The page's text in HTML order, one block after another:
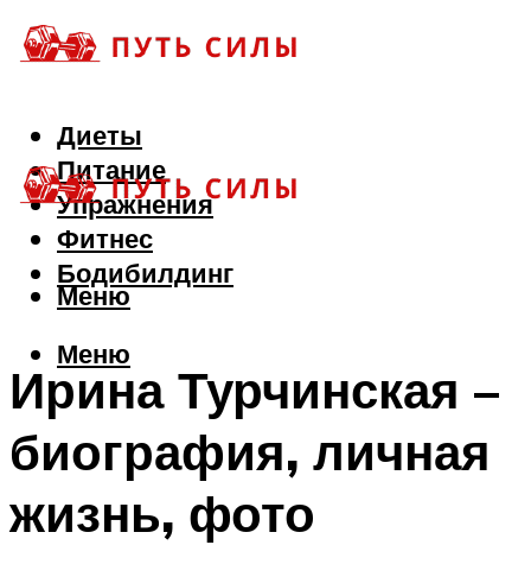
Диеты
Питание
Упражнения
Фитнес
Бодибилдинг
Меню
Меню
Ирина Турчинская –
биография, личная
жизнь, фото